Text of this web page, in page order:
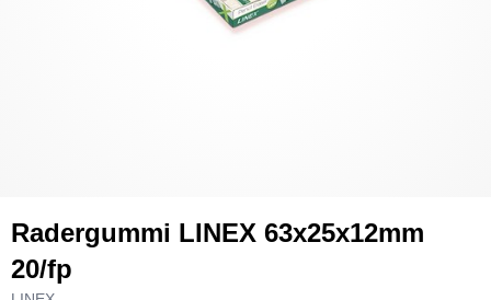
Radergummi LINEX 63x25x12mm
20/fp